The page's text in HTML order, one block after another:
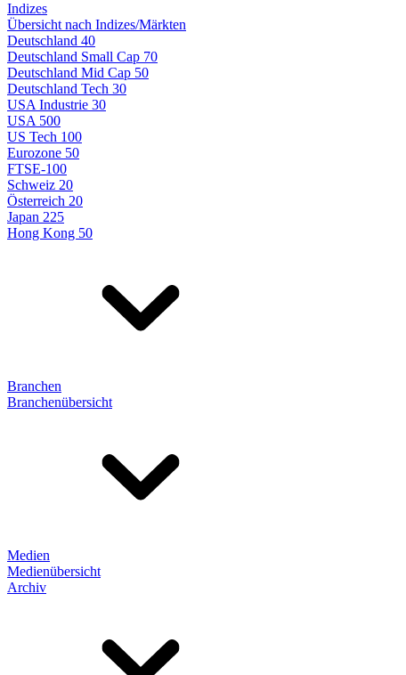
Indizes
Übersicht nach Indizes/Märkten
Deutschland 40
Deutschland Small Cap 70
Deutschland Mid Cap 50
Deutschland Tech 30
USA Industrie 30
USA 500
US Tech 100
Eurozone 50
FTSE-100
Schweiz 20
Österreich 20
Japan 225
Hong Kong 50
Branchen
Branchenübersicht
Medien
Medienübersicht
Archiv